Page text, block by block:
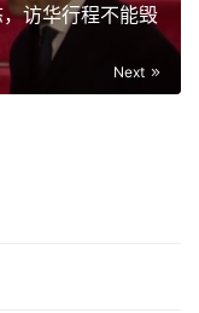
访华行程不能毁
Next